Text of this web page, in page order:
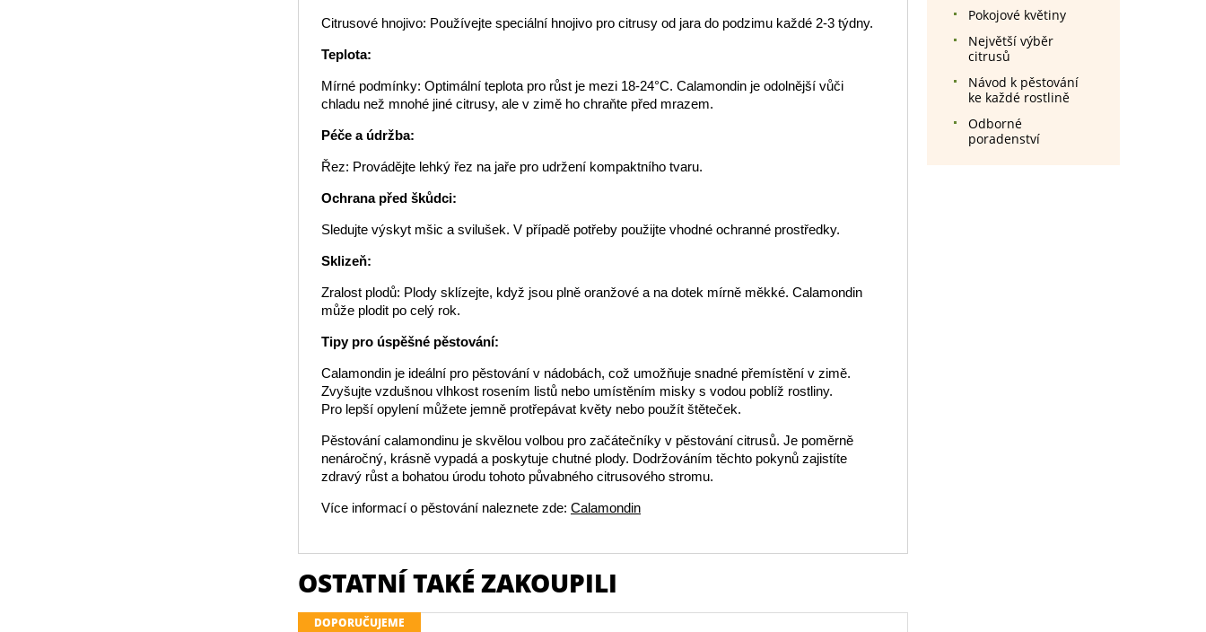
Citrusové hnojivo: Používejte speciální hnojivo pro citrusy od jara do podzimu každé 2-3 týdny.
Teplota:
Mírné podmínky: Optimální teplota pro růst je mezi 18-24°C. Calamondin je odolnější vůči
chladu než mnohé jiné citrusy, ale v zimě ho chraňte před mrazem.
Péče a údržba:
Řez: Provádějte lehký řez na jaře pro udržení kompaktního tvaru.
Ochrana před škůdci:
Sledujte výskyt mšic a svilušek. V případě potřeby použijte vhodné ochranné prostředky.
Sklizeň:
Zralost plodů: Plody sklízejte, když jsou plně oranžové a na dotek mírně měkké. Calamondin
může plodit po celý rok.
Tipy pro úspěšné pěstování:
Calamondin je ideální pro pěstování v nádobách, což umožňuje snadné přemístění v zimě.
Zvyšujte vzdušnou vlhkost rosením listů nebo umístěním misky s vodou poblíž rostliny.
Pro lepší opylení můžete jemně protřepávat květy nebo použít štěteček.
Pěstování calamondinu je skvělou volbou pro začátečníky v pěstování citrusů. Je poměrně
nenáročný, krásně vypadá a poskytuje chutné plody. Dodržováním těchto pokynů zajistíte
zdravý růst a bohatou úrodu tohoto půvabného citrusového stromu.
Více informací o pěstování naleznete zde: Calamondin
OSTATNÍ TAKÉ ZAKOUPILI
DOPORUČUJEME
Pokojové květiny
Největší výběr
citrusů
Návod k pěstování
ke každé rostlině
Odborné
poradenství